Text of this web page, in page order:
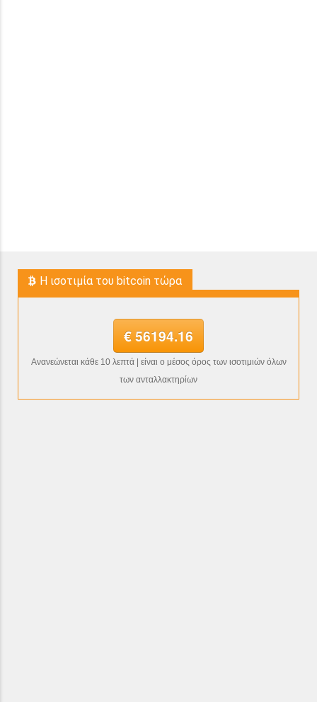
H ισοτιμία του bitcoin τώρα
€ 56194.16
Ανανεώνεται κάθε 10 λεπτά | είναι ο μέσος όρος των ισοτιμιών όλων
των ανταλλακτηρίων